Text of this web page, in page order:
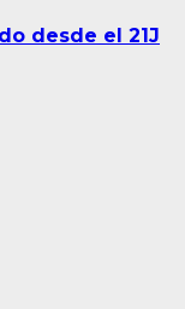
desde el 21J